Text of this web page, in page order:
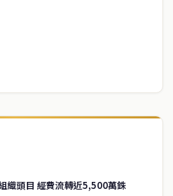
織頭目 經費流轉近5,500萬銖